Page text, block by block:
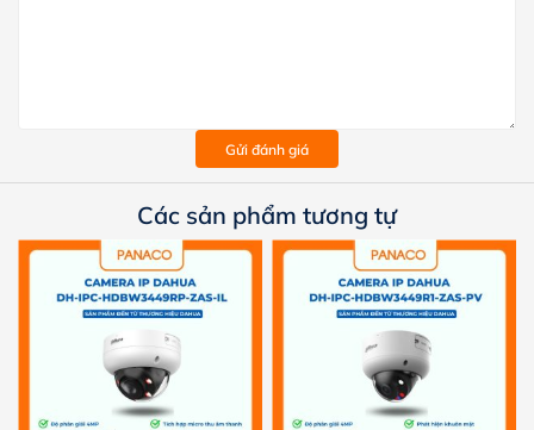
Gửi đánh giá
Các sản phẩm tương tự